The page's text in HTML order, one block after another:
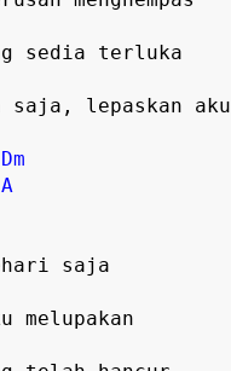
saja, lepaskan aku
Dm
A